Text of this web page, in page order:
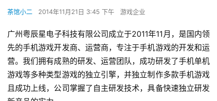
页
游
茶
原
创
游
茶馆小二 2014年11月21日 3:45 下午 游戏企业
广州粤辰星电子科技有限公司成立于2011年11月，是国内领
先的手机游戏开发商、运营商，专注于手机游戏的开发和运
营。我们拥有成熟的研发、运营团队，成功研发了手机单机
游戏等多种类型游戏的独立引擎，并独立制作多款手机游戏
且成功上线，公司掌握了自主研发技术，具备快速独立研发